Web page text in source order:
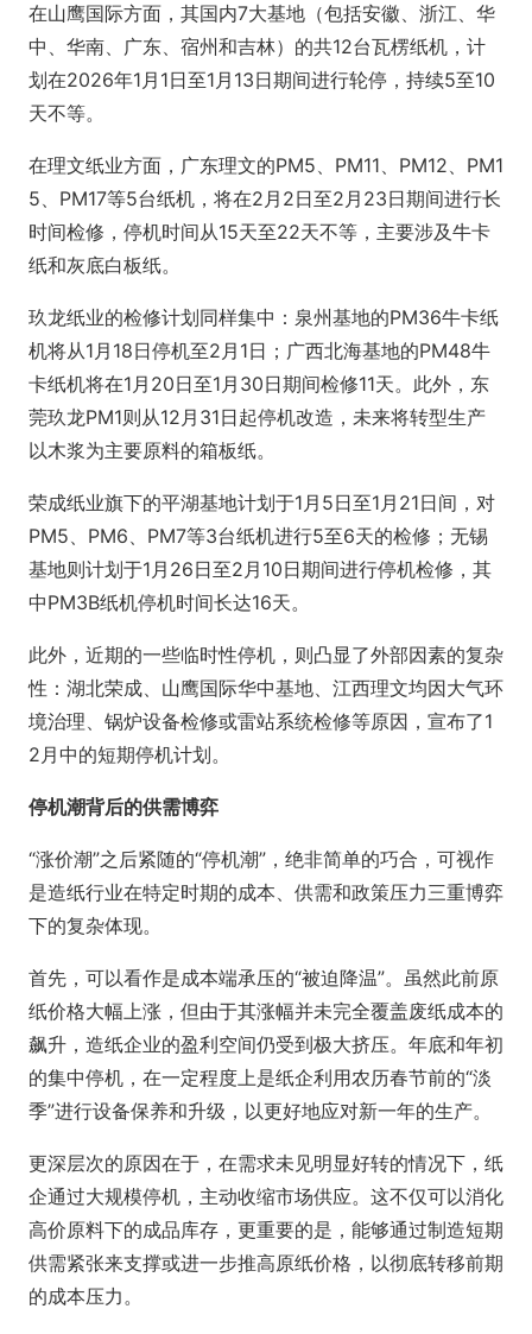
在山鹰国际方面，其国内7大基地（包括安徽、浙江、华
中、华南、广东、宿州和吉林）的共12台瓦楞纸机，计
划在2026年1月1日至1月13日期间进行轮停，持续5至10
天不等。
在理文纸业方面，广东理文的PM5、PM11、PM12、PM1
5、PM17等5台纸机，将在2月2日至2月23日期间进行长
时间检修，停机时间从15天至22天不等，主要涉及牛卡
纸和灰底白板纸。
玖龙纸业的检修计划同样集中：泉州基地的PM36牛卡纸
机将从1月18日停机至2月1日；广西北海基地的PM48牛
卡纸机将在1月20日至1月30日期间检修11天。此外，东
莞玖龙PM1则从12月31日起停机改造，未来将转型生产
以木浆为主要原料的箱板纸。
荣成纸业旗下的平湖基地计划于1月5日至1月21日间，对
PM5、PM6、PM7等3台纸机进行5至6天的检修；无锡
基地则计划于1月26日至2月10日期间进行停机检修，其
中PM3B纸机停机时间长达16天。
此外，近期的一些临时性停机，则凸显了外部因素的复杂
性：湖北荣成、山鹰国际华中基地、江西理文均因大气环
境治理、锅炉设备检修或雷站系统检修等原因，宣布了1
2月中的短期停机计划。
停机潮背后的供需博弈
“涨价潮”之后紧随的“停机潮”，绝非简单的巧合，可视作
是造纸行业在特定时期的成本、供需和政策压力三重博弈
下的复杂体现。
首先，可以看作是成本端承压的“被迫降温”。虽然此前原
纸价格大幅上涨，但由于其涨幅并未完全覆盖废纸成本的
飙升，造纸企业的盈利空间仍受到极大挤压。年底和年初
的集中停机，在一定程度上是纸企利用农历春节前的“淡
季”进行设备保养和升级，以更好地应对新一年的生产。
更深层次的原因在于，在需求未见明显好转的情况下，纸
企通过大规模停机，主动收缩市场供应。这不仅可以消化
高价原料下的成品库存，更重要的是，能够通过制造短期
供需紧张来支撑或进一步推高原纸价格，以彻底转移前期
的成本压力。